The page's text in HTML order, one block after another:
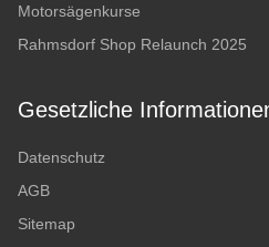
Motorsägenkurse
Rahmsdorf Shop Relaunch 2025
Gesetzliche
Datenschutz
AGB
Sitemap